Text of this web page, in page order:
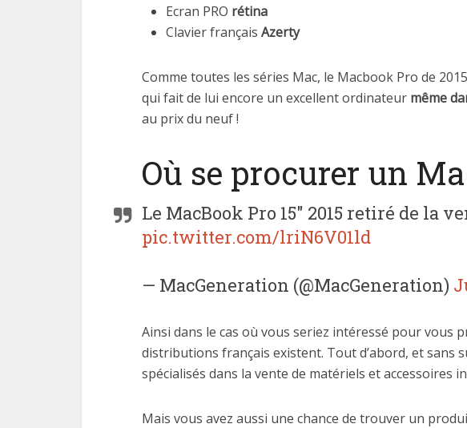
Ecran PRO rétina
Clavier français Azerty
Comme toutes les séries Mac, le Macbook Pro de
qui fait de lui encore un excellent ordinateur même
au prix du neuf !
Où se procurer un
Le MacBook Pro 15" 2015 retiré de la
pic.twitter.com/lriN6V01ld
— MacGeneration (@MacGeneration)
Ainsi dans le cas où vous seriez intéressé pour vous
distributions français existent. Tout d’abord, et
spécialisés dans la vente de matériels et accessoires
Mais vous avez aussi une chance de trouver un